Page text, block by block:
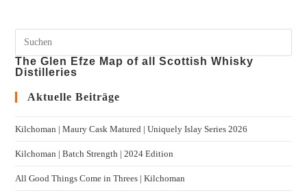
The Glen Efze Map of all Scottish Whisky
Distilleries
Aktuelle Beiträge
Kilchoman | Maury Cask Matured | Uniquely Islay Series 2026
Kilchoman | Batch Strength | 2024 Edition
All Good Things Come in Threes | Kilchoman